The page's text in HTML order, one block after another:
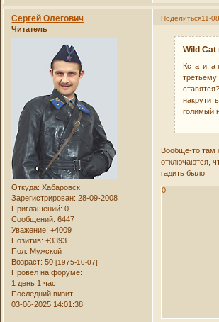
Поделиться11-
Сергей Олегович
Читатель
Откуда: Хабаровск
Зарегистрирован: 28-09-2008
Приглашений: 0
Сообщений: 6447
Уважение: +4009
Позитив: +3393
Пол: Мужской
Возраст: 50[1975-10-07]
Провел на форуме:
1 день 1 час
Последний визит:
03-06-2025 14:01:38
Wild Cat
Кстати,
третьему
голимый
Вообще-то там
отключаются,
гадить было
0